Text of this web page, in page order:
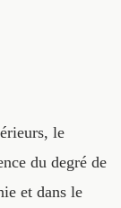
le
du degré de
et dans le